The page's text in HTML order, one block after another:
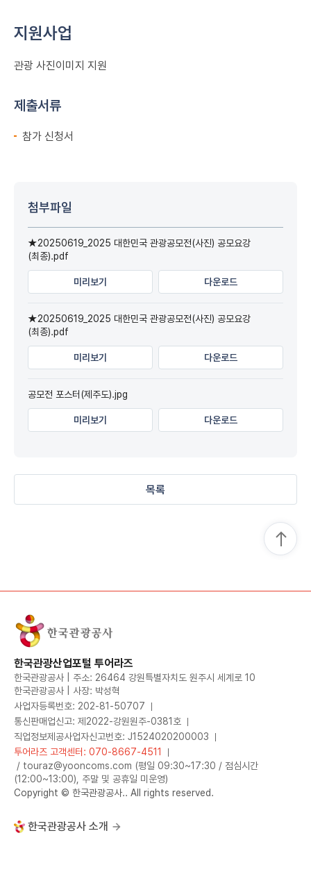
지원사업
관광 사진이미지 지원
제출서류
참가 신청서
첨부파일
★20250619_2025 대한민국 관광공모전(사진) 공모요강
(최종).pdf
미리보기 다운로드
★20250619_2025 대한민국 관광공모전(사진) 공모요강
(최종).pdf
미리보기 다운로드
공모전 포스터(제주도).jpg
미리보기 다운로드
목록
한국관광산업포털 투어라즈
한국관광공사 | 주소: 26464 강원특별자치도 원주시 세계로 10
한국관광공사 | 사장: 박성혁
사업자등록번호: 202-81-50707
통신판매업신고: 제2022-강원원주-0381호
직업정보제공사업자신고번호: J1524020200003
투어라즈 고객센터: 070-8667-4511
/ touraz@yooncoms.com (평일 09:30~17:30 / 점심시간
(12:00~13:00), 주말 및 공휴일 미운영)
Copyright © 한국관광공사.. All rights reserved.
한국관광공사 소개